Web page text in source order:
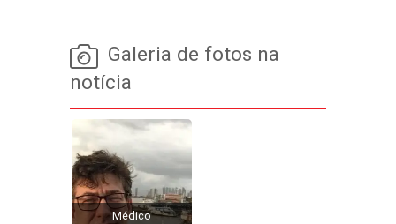
Galeria de fotos na
notícia
Médico